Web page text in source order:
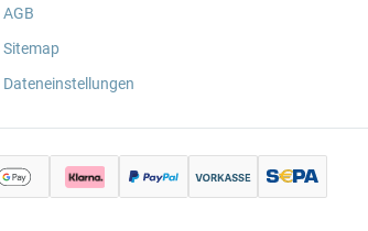
AGB
Sitemap
Dateneinstellungen